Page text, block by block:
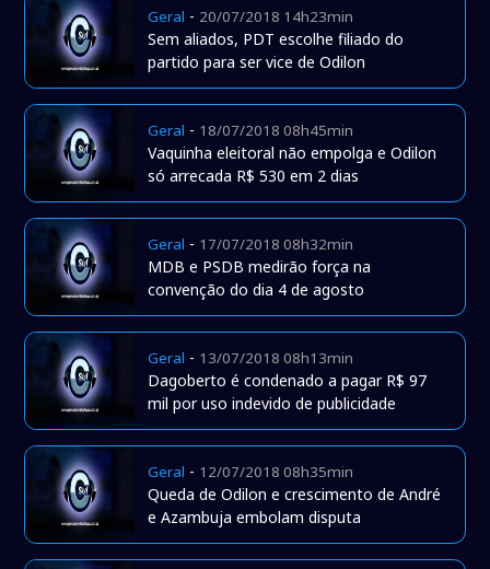
Geral - 20/07/2018 14h23min
Sem aliados, PDT escolhe filiado do
partido para ser vice de Odilon
Geral - 18/07/2018 08h45min
Vaquinha eleitoral não empolga e Odilon
só arrecada R$ 530 em 2 dias
Geral - 17/07/2018 08h32min
MDB e PSDB medirão força na
convenção do dia 4 de agosto
Geral - 13/07/2018 08h13min
Dagoberto é condenado a pagar R$ 97
mil por uso indevido de publicidade
Geral - 12/07/2018 08h35min
Queda de Odilon e crescimento de André
e Azambuja embolam disputa